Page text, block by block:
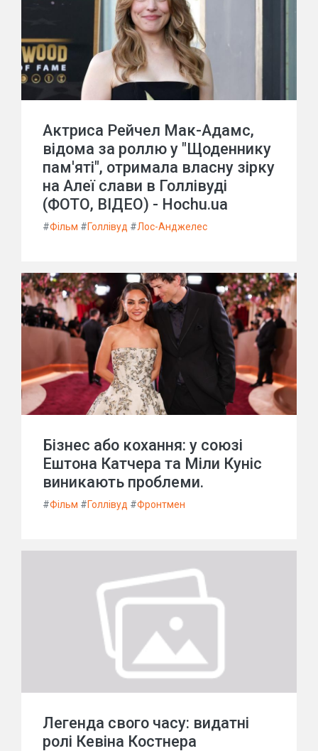
Актриса Рейчел Мак-Адамс,
відома за роллю у "Щоденнику
пам'яті", отримала власну зірку
на Алеї слави в Голлівуді
(ФОТО, ВІДЕО) - Hochu.ua
#Фільм #Голлівуд #Лос-Анджелес
Бізнес або кохання: у союзі
Ештона Катчера та Міли Куніс
виникають проблеми.
#Фільм #Голлівуд #Фронтмен
Легенда свого часу: видатні
ролі Кевіна Костнера